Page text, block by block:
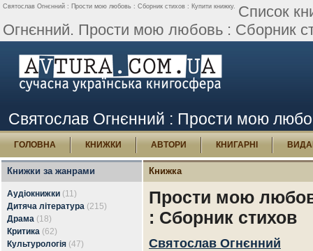
Святослав Огнєнний : Прости мою любовь : Сборник стихов : Купити книжку. Список
Огнєнний. Прости мою любовь : Сборник
Святослав Огнєнний : Прости мою
ГОЛОВНА КНИЖКИ АВТОРИ КНИГАРНІ
Книжки за жанрами
Аудіокнижки (11)
Дитяча література (215)
Драма (18)
Критика (62)
Культурологія (47)
Книжка
Прости мою
: Сборник стихов
Святослав Огнєнний